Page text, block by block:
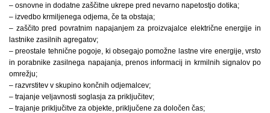
– osnovne in dodatne zaščitne ukrepe pred nevarno napetostjo dotika;
– izvedbo krmiljenega odjema, če ta obstaja;
– zaščito pred povratnim napajanjem za proizvajalce električne energije in
lastnike zasilnih agregatov;
– preostale tehnične pogoje, ki obsegajo pomožne lastne vire energije, vrsto
in porabnike zasilnega napajanja, prenos informacij in krmilnih signalov po
omrežju;
– razvrstitev v skupino končnih odjemalcev;
– trajanje veljavnosti soglasja za priključitev;
– trajanje priključitve za objekte, priključene za določen čas;